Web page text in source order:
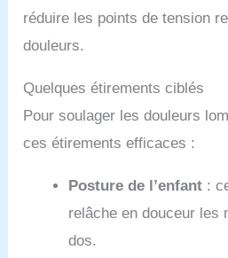
réduire les points de tension
douleurs.
Quelques étirements ciblés
Pour soulager les douleurs
ces étirements efficaces :
Posture de l’enfant :
relâche en douceur les
dos.